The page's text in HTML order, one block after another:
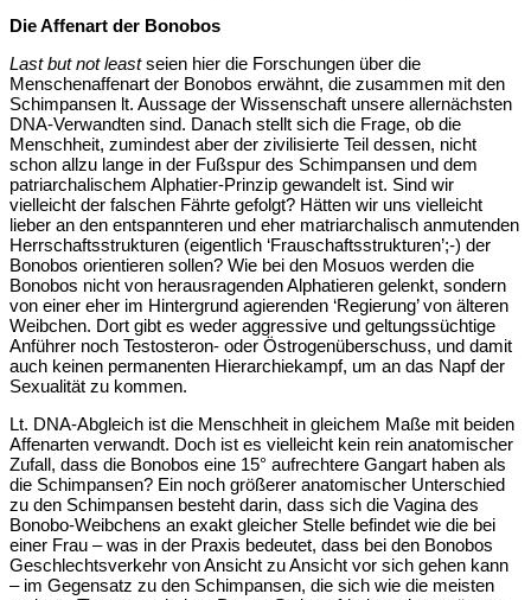
Die Affenart der Bonobos
Last but not leastseien hier die Forschungen über die
Menschenaffenart der Bonobos erwähnt, die zusammen mit den
Schimpansen lt. Aussage der Wissenschaft unsere allernächsten
DNA-Verwandten sind. Danach stellt sich die Frage, ob die
Menschheit, zumindest aber der zivilisierte Teil dessen, nicht
schon allzu lange in der Fußspur des Schimpansen und dem
patriarchalischem Alphatier-Prinzip gewandelt ist. Sind wir
vielleicht der falschen Fährte gefolgt? Hätten wir uns vielleicht
lieber an den entspannteren und eher matriarchalisch anmutenden
Herrschaftsstrukturen (eigentlich ‘Frauschaftsstrukturen’;-) der
Bonobos orientieren sollen? Wie bei den Mosuos werden die
Bonobos nicht von herausragenden Alphatieren gelenkt, sondern
von einer eher im Hintergrund agierenden ‘Regierung’ von älteren
Weibchen. Dort gibt es weder aggressive und geltungssüchtige
Anführer noch Testosteron- oder Östrogenüberschuss, und damit
auch keinen permanenten Hierarchiekampf, um an das Napf der
Sexualität zu kommen.
Lt. DNA-Abgleich ist die Menschheit in gleichem Maße mit beiden
Affenarten verwandt. Doch ist es vielleicht kein rein anatomischer
Zufall, dass die Bonobos eine 15° aufrechtere Gangart haben als
die Schimpansen? Ein noch größerer anatomischer Unterschied
zu den Schimpansen besteht darin, dass sich die Vagina des
Bonobo-Weibchens an exakt gleicher Stelle befindet wie die bei
einer Frau – was in der Praxis bedeutet, dass bei den Bonobos
Geschlechtsverkehr von Ansicht zu Ansicht vor sich gehen kann
– im Gegensatz zu den Schimpansen, die sich wie die meisten